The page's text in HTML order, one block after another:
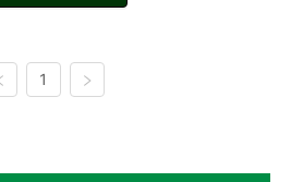
1